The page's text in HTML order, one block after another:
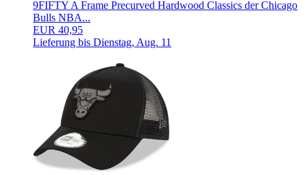
9FIFTY A Frame Precurved Hardwood Classics der Chicago
Bulls NBA...
EUR 40,95
Lieferung bis Dienstag, Aug. 11